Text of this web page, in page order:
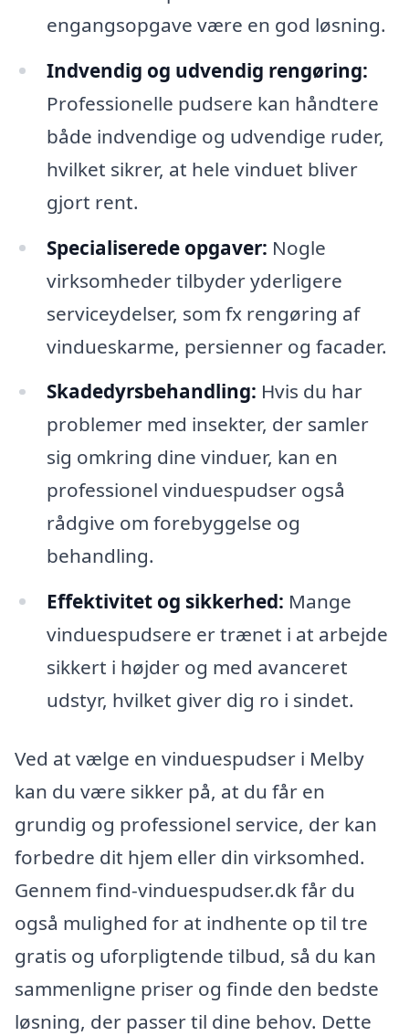
engangsopgave være en god løsning.
Indvendig og udvendig rengøring:
Professionelle pudsere kan håndtere
både indvendige og udvendige ruder,
hvilket sikrer, at hele vinduet bliver
gjort rent.
Specialiserede opgaver: Nogle
virksomheder tilbyder yderligere
serviceydelser, som fx rengøring af
vindueskarme, persienner og facader.
Skadedyrsbehandling: Hvis du har
problemer med insekter, der samler
sig omkring dine vinduer, kan en
professionel vinduespudser også
rådgive om forebyggelse og
behandling.
Effektivitet og sikkerhed: Mange
vinduespudsere er trænet i at arbejde
sikkert i højder og med avanceret
udstyr, hvilket giver dig ro i sindet.
Ved at vælge en vinduespudser i Melby
kan du være sikker på, at du får en
grundig og professionel service, der kan
forbedre dit hjem eller din virksomhed.
Gennem find-vinduespudser.dk får du
også mulighed for at indhente op til tre
gratis og uforpligtende tilbud, så du kan
sammenligne priser og finde den bedste
løsning, der passer til dine behov. Dette